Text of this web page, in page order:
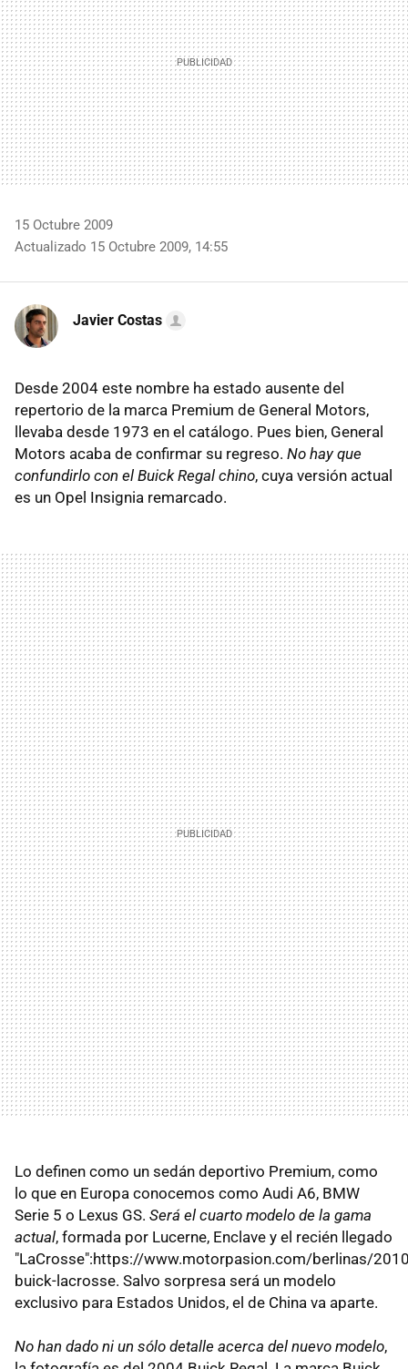
15 Octubre 2009
Actualizado 15 Octubre 2009, 14:55
Javier Costas
Desde 2004 este nombre ha estado ausente del
repertorio de la marca Premium de General Motors,
llevaba desde 1973 en el catálogo. Pues bien, General
Motors acaba de confirmar su regreso. No hay que
confundirlo con el Buick Regal chino, cuya versión actual
es un Opel Insignia remarcado.
Lo definen como un sedán deportivo Premium, como
lo que en Europa conocemos como Audi A6, BMW
Serie 5 o Lexus GS. Será el cuarto modelo de la gama
actual, formada por Lucerne, Enclave y el recién llegado
"LaCrosse":https://www.motorpasion.com/berlinas/
buick-lacrosse. Salvo sorpresa será un modelo
exclusivo para Estados Unidos, el de China va aparte.
No han dado ni un sólo detalle acerca del nuevo modelo,